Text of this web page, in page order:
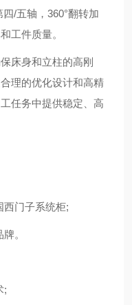
/五轴，360°翻转加
工件质量。
床身和立柱的高刚
理的优化设计和高精
任务中提供稳定、高
西门子系统柜;
。
;